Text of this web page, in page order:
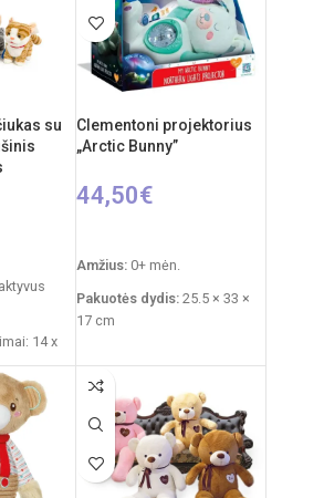
nuo 3 metų
Elementai: 3 x AA
(nepridedamos)
su
14 x
27 × 12 ×
amžius:
Clementoni projektorius
„Arctic Bunny”
44,50€
Amžius: 0+ mėn.
Pakuotės dydis: 25.5 × 33 ×
17 cm
Funkcijos:
projektorius, melodijos,
baltasis triukšmas
Medžiagos:pliušas,
plastikas